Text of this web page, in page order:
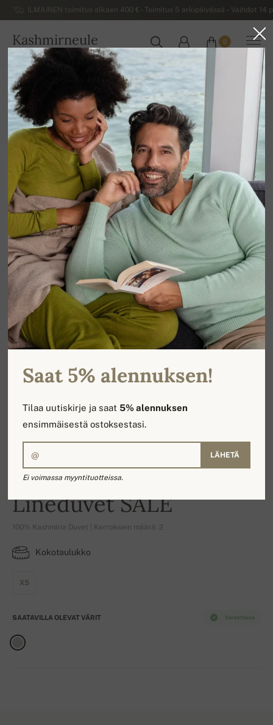
ILMAINEN toimitus alkaen 400 € - Toimitus 5 arkipäivässä – Vaihdot
Kashmirneule
SUOMI
0
Kotiin
-16%
Lineduvet SALE
100% Kashmiria Duvet | Kerroksien määrä: 2
Kokotaulukko
XS
Varastossa
SAATAVILLA OLEVAT VÄRIT
Saat 5% alennuksen!
Tilaa uutiskirje ja saat5% alennuksen
ensimmäisestä ostoksestasi.
LÄHETÄ
Ei voimassa myyntituotteissa.